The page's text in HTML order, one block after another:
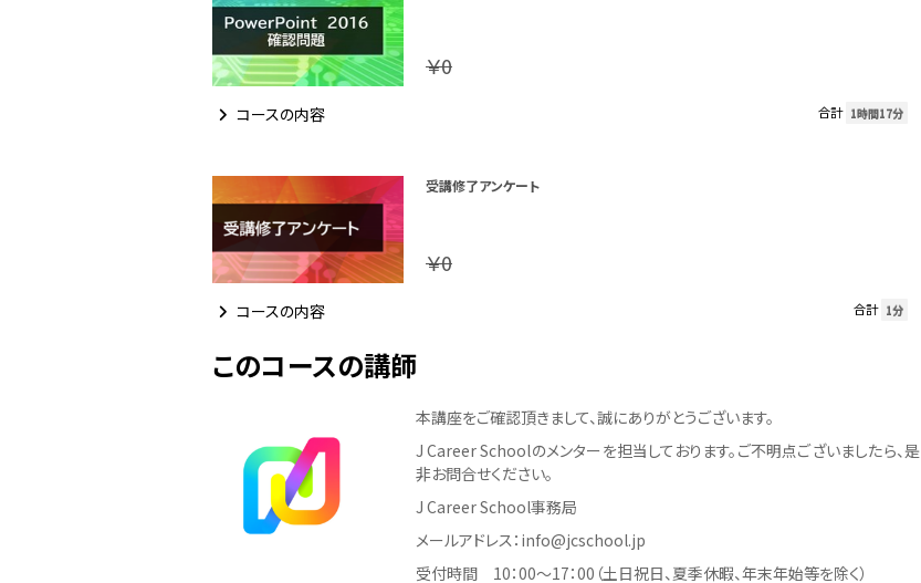
￥0
コースの内容 合計 1時間17分
受講修了アンケート
￥0
コースの内容 合計 1分
このコースの講師
本講座をご確認頂きまして、誠にありがとうございます。
J Career Schoolのメンターを担当しております。ご不明点ございましたら、是
非お問合せください。
J Career School事務局
メールアドレス：info@jcschool.jp
受付時間 10：00〜17：00（土日祝日、夏季休暇、年末年始等を除く）